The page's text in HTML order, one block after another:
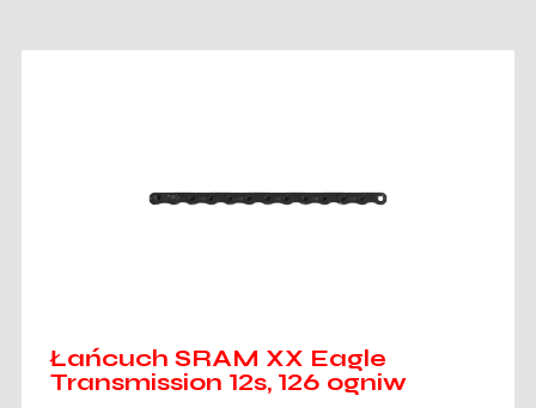
Łańcuch SRAM XX Eagle
Transmission 12s, 126 ogniw